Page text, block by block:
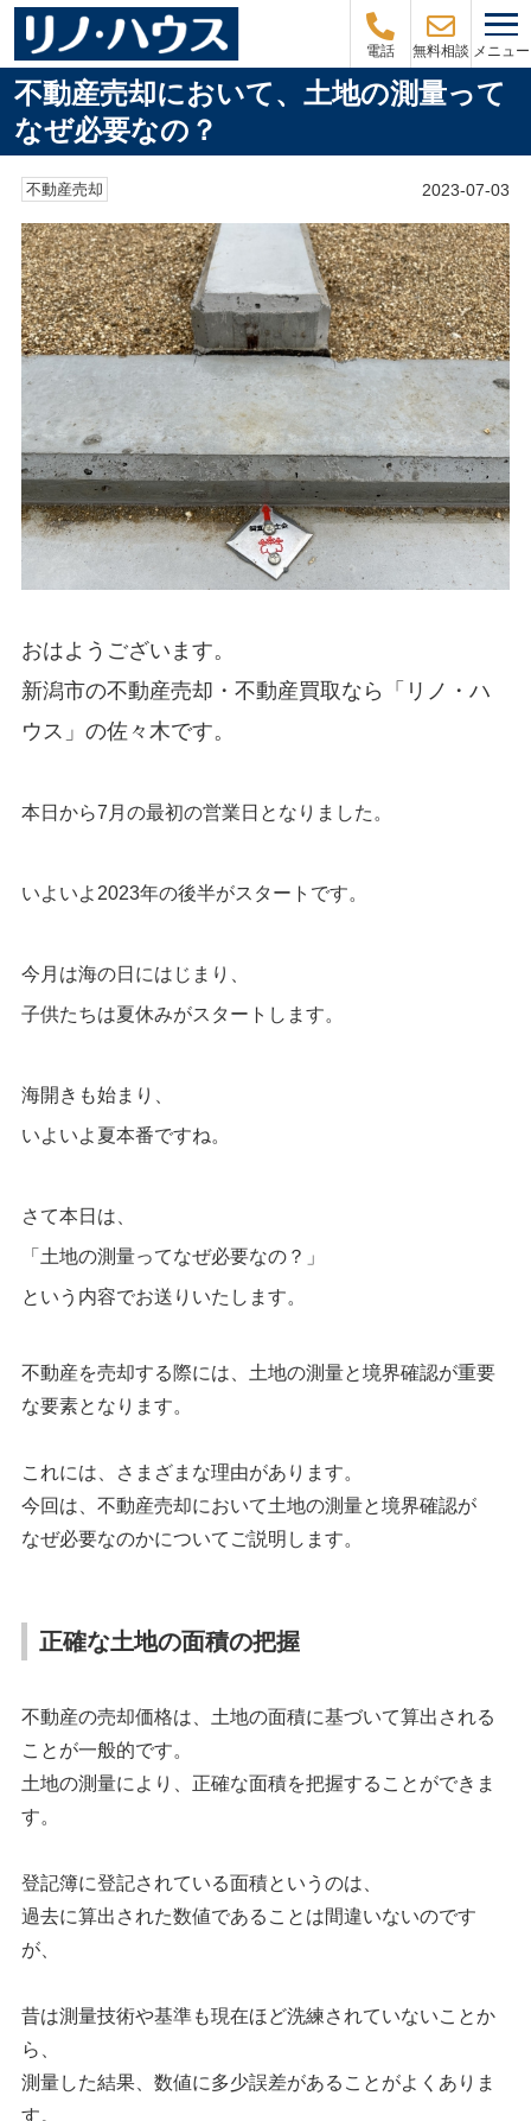
電話 無料相談 メニュー
不動産売却において、土地の測量って
なぜ必要なの？
不動産売却 2023-07-03
おはようございます。
新潟市の不動産売却・不動産買取なら 「 リノ・ハ
ウス 」の佐々木です。
本日から7月の最初の営業日となりました。
いよいよ2023年の後半がスタートです。
今月は海の日にはじまり、
子供たちは夏休みがスタートします。
海開きも始まり、
いよいよ夏本番ですね。
さて本日は、
「土地の測量ってなぜ必要なの？」
という内容でお送りいたします。
不動産を売却する際には、土地の測量と境界確認が重要
な要素となります。
これには、さまざまな理由があります。
今回は、不動産売却において土地の測量と境界確認が
なぜ必要なのかについてご説明します。
正確な土地の面積の把握
不動産の売却価格は、土地の面積に基づいて算出される
ことが一般的です。
土地の測量により、正確な面積を把握することができま
す。
登記簿に登記されている面積というのは、
過去に算出された数値であることは間違いないのです
が、
昔は測量技術や基準も現在ほど洗練されていないことか
ら、
測量した結果、数値に多少誤差があることがよくありま
す。